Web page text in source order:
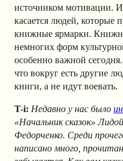
источником мотивации. И
касается людей, которые
книжные ярмарки.
немногих форм
особенно важной
что вокруг есть другие
книги, а не идут воевать.
T-i: Недавно у нас было
«Начальник сказок»
Федорченко. Среди
написано много,